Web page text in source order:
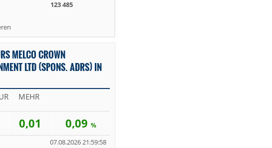
123 485
MELCO CROWN
LTD (SPONS. ADRS) IN
MEHR
0,01 0,09%
07.08.2026 21:59:58